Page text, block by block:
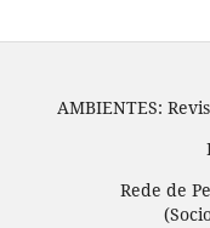
AMBIENTES:
Rede de